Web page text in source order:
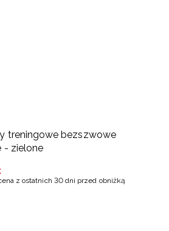
treningowe bezszwowe
- zielone
z ostatnich 30 dni przed obniżką